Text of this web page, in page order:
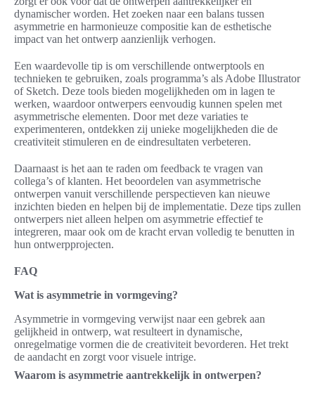
dynamischer worden. Het zoeken naar een balans tussen
asymmetrie en harmonieuze compositie kan de esthetische
impact van het ontwerp aanzienlijk verhogen.
Een waardevolle tip is om verschillende ontwerptools en
technieken te gebruiken, zoals programma’s als Adobe Illustrator
of Sketch. Deze tools bieden mogelijkheden om in lagen te
werken, waardoor ontwerpers eenvoudig kunnen spelen met
asymmetrische elementen. Door met deze variaties te
experimenteren, ontdekken zij unieke mogelijkheden die de
creativiteit stimuleren en de eindresultaten verbeteren.
Daarnaast is het aan te raden om feedback te vragen van
collega’s of klanten. Het beoordelen van asymmetrische
ontwerpen vanuit verschillende perspectieven kan nieuwe
inzichten bieden en helpen bij de implementatie. Deze tips zullen
ontwerpers niet alleen helpen om asymmetrie effectief te
integreren, maar ook om de kracht ervan volledig te benutten in
hun ontwerpprojecten.
FAQ
Wat is asymmetrie in vormgeving?
Asymmetrie in vormgeving verwijst naar een gebrek aan
gelijkheid in ontwerp, wat resulteert in dynamische,
onregelmatige vormen die de creativiteit bevorderen. Het trekt
de aandacht en zorgt voor visuele intrige.
Waarom is asymmetrie aantrekkelijk in ontwerpen?